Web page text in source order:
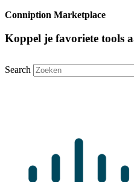
Conniption Marketplace
Koppel je favoriete tools
Search